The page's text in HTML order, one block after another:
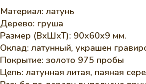
Материал: латунь
Дерево: груша
Размер (ВхШхТ): 90х60х9 мм.
Оклад: латунный, украшен
Покрытие: золото 975 пробы
Цепь: латунная литая, паяная